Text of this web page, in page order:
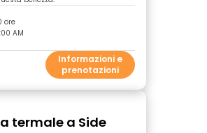
ore
AM
Informazioni e
prenotazioni
termale a Side